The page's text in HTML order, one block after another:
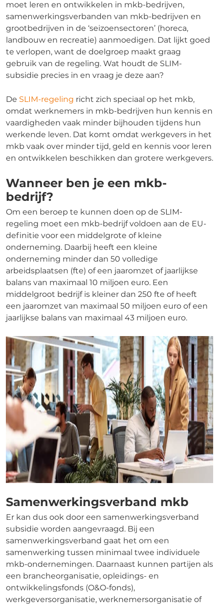
moet leren en ontwikkelen in mkb-bedrijven,
samenwerkingsverbanden van mkb-bedrijven en
grootbedrijven in de ‘seizoensectoren’ (horeca,
landbouw en recreatie) aanmoedigen. Dat lijkt goed
te verlopen, want de doelgroep maakt graag
gebruik van de regeling. Wat houdt de SLIM-
subsidie precies in en vraag je deze aan?
De SLIM-regeling richt zich speciaal op het mkb,
omdat werknemers in mkb-bedrijven hun kennis en
vaardigheden vaak minder bijhouden tijdens hun
werkende leven. Dat komt omdat werkgevers in het
mkb vaak over minder tijd, geld en kennis voor leren
en ontwikkelen beschikken dan grotere werkgevers.
Wanneer ben je een mkb-
bedrijf?
Om een beroep te kunnen doen op de SLIM-
regeling moet een mkb-bedrijf voldoen aan de EU-
definitie voor een middelgrote of kleine
onderneming. Daarbij heeft een kleine
onderneming minder dan 50 volledige
arbeidsplaatsen (fte) of een jaaromzet of jaarlijkse
balans van maximaal 10 miljoen euro. Een
middelgroot bedrijf is kleiner dan 250 fte of heeft
een jaaromzet van maximaal 50 miljoen euro of een
jaarlijkse balans van maximaal 43 miljoen euro.
Samenwerkingsverband mkb
Er kan dus ook door een samenwerkingsverband
subsidie worden aangevraagd. Bij een
samenwerkingsverband gaat het om een
samenwerking tussen minimaal twee individuele
mkb-ondernemingen. Daarnaast kunnen partijen als
een brancheorganisatie, opleidings- en
ontwikkelingsfonds (O&O-fonds),
werkgeversorganisatie, werknemersorganisatie of